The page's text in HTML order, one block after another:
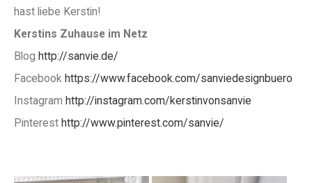
hast liebe Kerstin!
Kerstins Zuhause im Netz
Blog http://sanvie.de/
Facebook https://www.facebook.com/sanviedesignbuero
Instagram http://instagram.com/kerstinvonsanvie
Pinterest http://www.pinterest.com/sanvie/